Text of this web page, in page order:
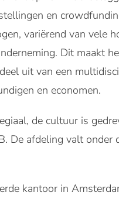
en
variërend van vele
Dit maakt
uit van een
en economen.
de cultuur is
De afdeling valt onder
kantoor in